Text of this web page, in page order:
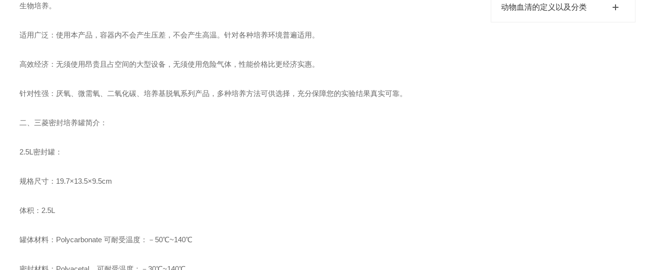
动物血清的定义以及分类
生物培养。
适用广泛 ： 使用本产品，容器内不会产生压差，不会产生高温。针对各种培养环境普遍适用。
高效经济 ： 无须使用昂贵且占空间的大型设备，无须使用危险气体，性能价格比更经济实惠。
针对性强 ： 厌氧、微需氧、二氧化碳、培养基脱氧系列产品，多种培养方法可供选择，充分保障您的实验结果真实可靠。
二、三菱密封培养罐简介：
2.5L密封罐：
规格尺寸：19.7×13.5×9.5cm
体积：2.5L
罐体材料：Polycarbonate 可耐受温度：－50℃~140℃